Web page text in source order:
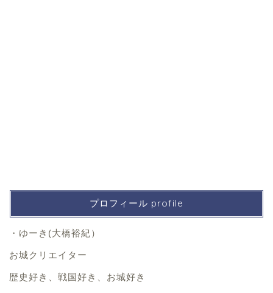
プロフィール profile
・ゆーき(大橋裕紀）
お城クリエイター
歴史好き、戦国好き、お城好き